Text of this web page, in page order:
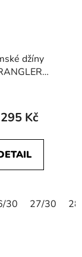
džíny
Kč
30 27/30